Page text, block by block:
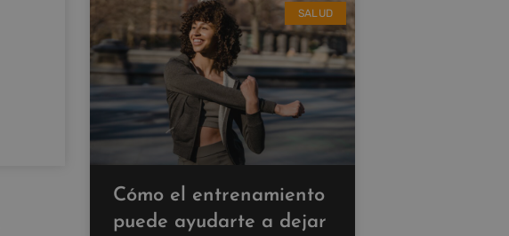
SALUD
Cómo el entrenamiento
puede ayudarte a dejar